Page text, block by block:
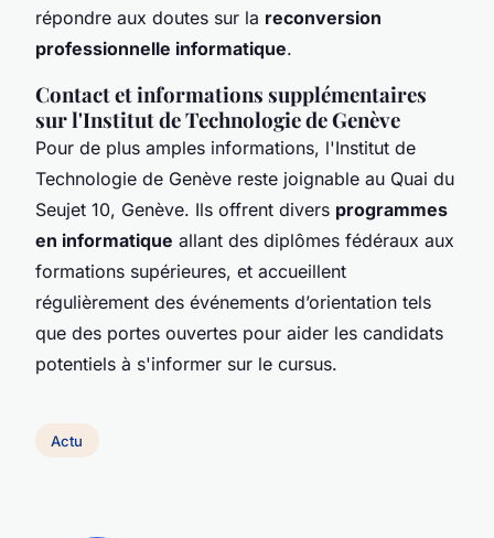
répondre aux doutes sur la reconversion
professionnelle informatique.
Contact et informations supplémentaires
sur l'Institut de Technologie de Genève
Pour de plus amples informations, l'Institut de
Technologie de Genève reste joignable au Quai du
Seujet 10, Genève. Ils offrent divers programmes
en informatique allant des diplômes fédéraux aux
formations supérieures, et accueillent
régulièrement des événements d’orientation tels
que des portes ouvertes pour aider les candidats
potentiels à s'informer sur le cursus.
Actu